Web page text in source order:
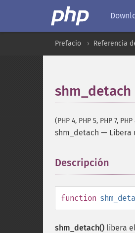
Prefacio Referencia
shm_detach
(PHP 4, PHP 5, PHP 7, PHP
shm_detach — Libera
Descripción
function
shm_detach() libera